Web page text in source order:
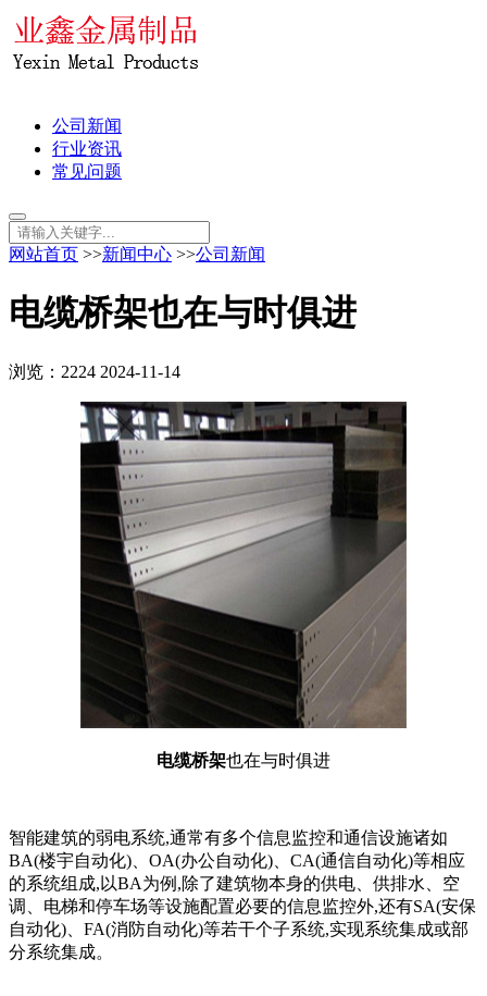
公司新闻
行业资讯
常见问题
网站首页 >>新闻中心 >>公司新闻
电缆桥架也在与时俱进
浏览：2224 2024-11-14
电缆桥架也在与时俱进
智能建筑的弱电系统,通常有多个信息监控和通信设施诸如
BA(楼宇自动化)、OA(办公自动化)、CA(通信自动化)等相应
的系统组成,以BA为例,除了建筑物本身的供电、供排水、空
调、电梯和停车场等设施配置必要的信息监控外,还有SA(安保
自动化)、FA(消防自动化)等若干个子系统,实现系统集成或部
分系统集成。